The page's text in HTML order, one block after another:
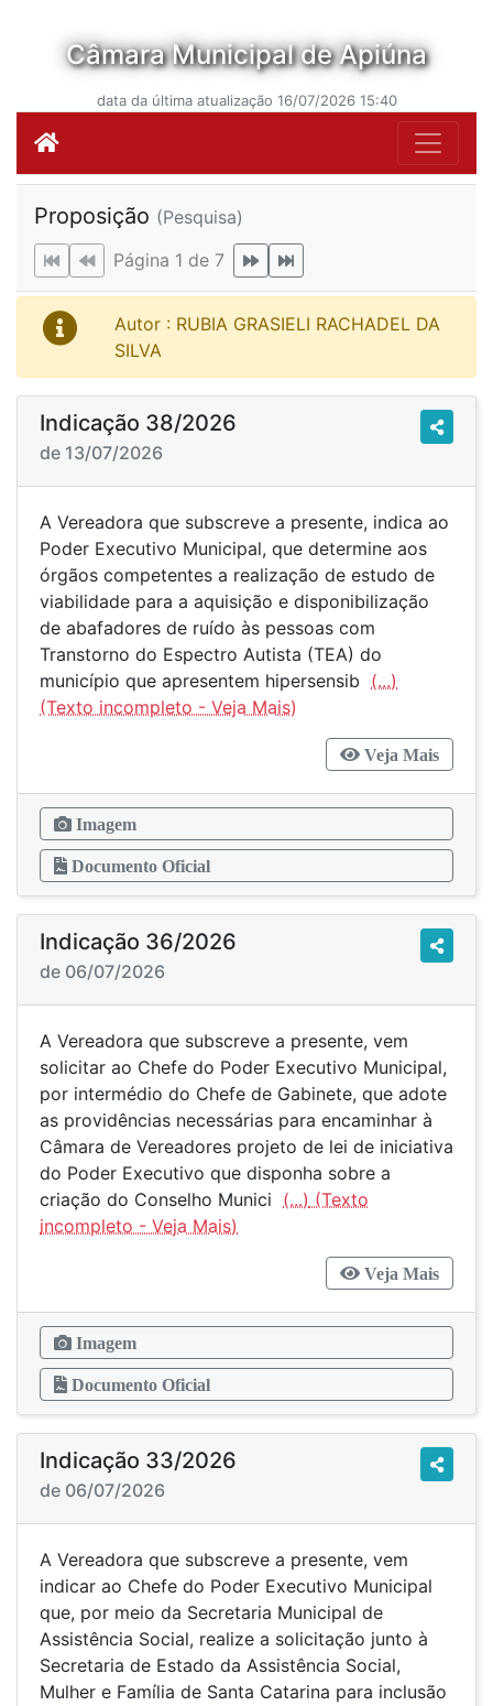
Câmara Municipal de Apiúna
data da última atualização 16/07/2026 15:40
Proposição (Pesquisa)
Página 1 de 7
Autor : RUBIA GRASIELI RACHADEL DA
SILVA
Indicação 38/2026
de 13/07/2026
A Vereadora que subscreve a presente, indica ao
Poder Executivo Municipal, que determine aos
órgãos competentes a realização de estudo de
viabilidade para a aquisição e disponibilização
de abafadores de ruído às pessoas com
Transtorno do Espectro Autista (TEA) do
município que apresentem hipersensib (...)
Veja Mais
Imagem
Documento Oficial
Indicação 36/2026
de 06/07/2026
A Vereadora que subscreve a presente, vem
solicitar ao Chefe do Poder Executivo Municipal,
por intermédio do Chefe de Gabinete, que adote
as providências necessárias para encaminhar à
Câmara de Vereadores projeto de lei de iniciativa
do Poder Executivo que disponha sobre a
criação do Conselho Munici (...)
Veja Mais
Imagem
Documento Oficial
Indicação 33/2026
de 06/07/2026
A Vereadora que subscreve a presente, vem
indicar ao Chefe do Poder Executivo Municipal
que, por meio da Secretaria Municipal de
Assistência Social, realize a solicitação junto à
Secretaria de Estado da Assistência Social,
Mulher e Família de Santa Catarina para inclusão